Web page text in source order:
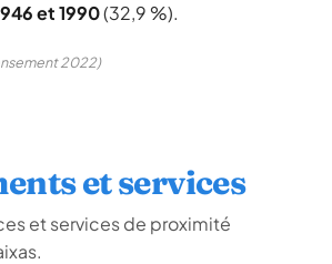
et 1990(32,9 %).
2022)
et services
et services de proximité